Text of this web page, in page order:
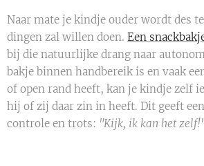
Naar mate je kindje ouder wordt des
dingen zal willen doen. Een
bij die natuurlijke drang naar
bakje binnen handbereik is en vaak
of open rand heeft, kan je kindje zelf
hij of zij daar zin in heeft. Dit geeft
controle en trots: "Kijk, ik kan het